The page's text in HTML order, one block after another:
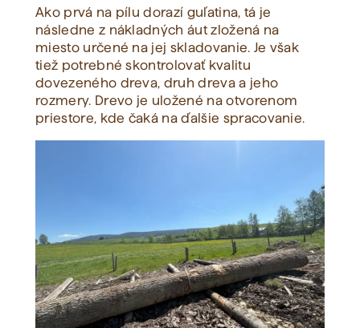
Ako prvá na pílu dorazí guľatina, tá je
následne z nákladných áut zložená na
miesto určené na jej skladovanie. Je však
tiež potrebné skontrolovať kvalitu
dovezeného dreva, druh dreva a jeho
rozmery. Drevo je uložené na otvorenom
priestore, kde čaká na ďalšie spracovanie.